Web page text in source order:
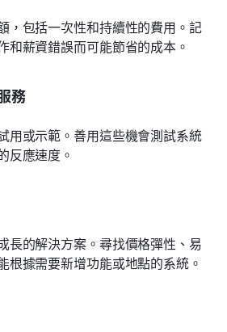
，包括一次性和持續性的費用。記
和薪資錯誤而可能節省的成本。
務
用或示範。善用這些機會測試系統
反應速度。
長的解決方案。尋找價格彈性、易
根據需要新增功能或地點的系統。